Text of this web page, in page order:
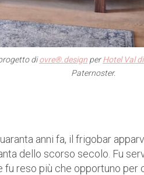
diovre®.design perHotel Val
Paternoster.
anni fa, il frigobar
dello scorso secolo. Fu
reso più che opportuno